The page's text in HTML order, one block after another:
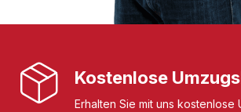
Kostenlose
Erhalten Sie mit uns kostenlose